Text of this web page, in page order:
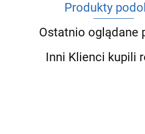
Produkty
Ostatnio oglądane
Inni Klienci kupili